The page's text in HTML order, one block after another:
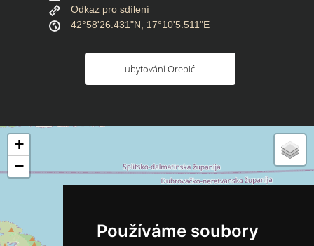
Používáme soubory
Odkaz pro sdílení
42°58'26.431"N, 17°10'5.511"E
ubytování Orebić
+
−